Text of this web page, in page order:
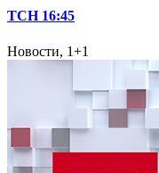
ТСН 16:45
Новости, 1+1